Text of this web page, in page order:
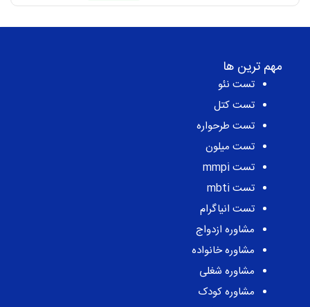
بود.
است.اصلی
25,000,000 ریال
فعلی
15,900,000 ریال
مهم ترین ها
تست نئو
تست کتل
تست طرحواره
تست میلون
تست mmpi
تست mbti
تست انیاگرام
مشاوره ازدواج
مشاوره خانواده
مشاوره شغلی
مشاوره کودک